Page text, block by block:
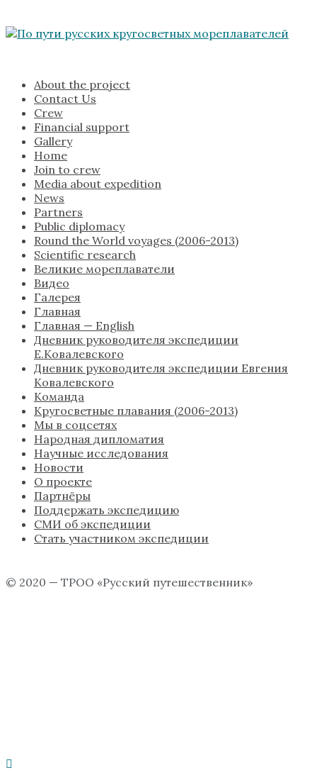
About the project
Contact Us
Crew
Financial support
Gallery
Home
Join to crew
Media about expedition
News
Partners
Public diplomacy
Round the World voyages (2006-2013)
Scientific research
Великие мореплаватели
Видео
Галерея
Главная
Главная — English
Дневник руководителя экспедиции
Е.Ковалевского
Дневник руководителя экспедиции Евгения
Ковалевского
Команда
Кругосветные плавания (2006-2013)
Мы в соцсетях
Народная дипломатия
Научные исследования
Новости
О проекте
Партнёры
Поддержать экспедицию
СМИ об экспедиции
Стать участником экспедиции
© 2020 — ТРОО «Русский путешественник»